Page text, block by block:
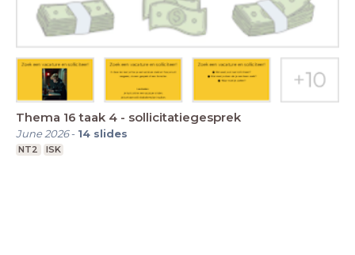
Thema 16 taak 4 - sollicitatiegesprek
June 2026- 14 slides
NT2 ISK